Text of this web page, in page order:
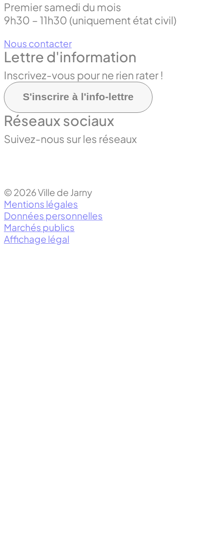
Premier samedi du mois
9h30 – 11h30 (uniquement état civil)
Nous contacter
Lettre d'information
Inscrivez-vous pour ne rien rater !
S'inscrire à l'info-lettre
Réseaux sociaux
Suivez-nous sur les réseaux
© 2026 Ville de Jarny
Mentions légales
Données personnelles
Marchés publics
Affichage légal